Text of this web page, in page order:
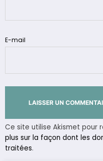
E-mail
Ce site utilise Akismet pour
plus sur la façon dont les
traitées.